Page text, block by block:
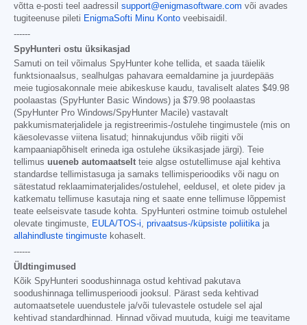
võtta e-posti teel aadressil support@enigmasoftware.com või avades
tugiteenuse pileti EnigmaSofti Minu Konto veebisaidil.
------
SpyHunteri ostu üksikasjad
Samuti on teil võimalus SpyHunter kohe tellida, et saada täielik
funktsionaalsus, sealhulgas pahavara eemaldamine ja juurdepääs
meie tugiosakonnale meie abikeskuse kaudu, tavaliselt alates $49.98
poolaastas (SpyHunter Basic Windows) ja $79.98 poolaastas
(SpyHunter Pro Windows/SpyHunter Macile) vastavalt
pakkumismaterjalidele ja registreerimis-/ostulehe tingimustele (mis on
käesolevasse viitena lisatud; hinnakujundus võib riigiti või
kampaaniapõhiselt erineda iga ostulehe üksikasjade järgi). Teie
tellimus uueneb automaatselt teie algse ostutellimuse ajal kehtiva
standardse tellimistasuga ja samaks tellimisperioodiks või nagu on
sätestatud reklaamimaterjalides/ostulehel, eeldusel, et olete pidev ja
katkematu tellimuse kasutaja ning et saate enne tellimuse lõppemist
teate eelseisvate tasude kohta. SpyHunteri ostmine toimub ostulehel
olevate tingimuste, EULA/TOS-i, privaatsus-/küpsiste poliitikaja
allahindluste tingimuste kohaselt.
------
Üldtingimused
Kõik SpyHunteri soodushinnaga ostud kehtivad pakutava
soodushinnaga tellimusperioodi jooksul. Pärast seda kehtivad
automaatsetele uuendustele ja/või tulevastele ostudele sel ajal
kehtivad standardhinnad. Hinnad võivad muutuda, kuigi me teavitame